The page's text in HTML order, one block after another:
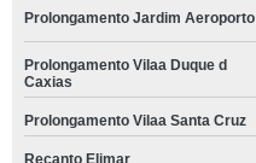
Prolongamento Jardim Aeroporto I
Prolongamento Vilaa Duque d
Caxias
Prolongamento Vilaa Santa Cruz